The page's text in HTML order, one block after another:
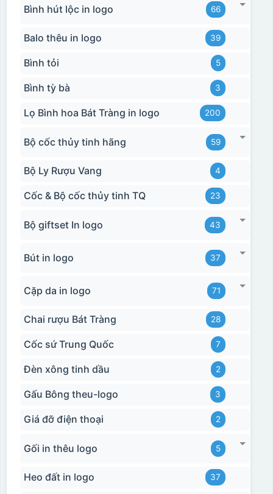
Bình hút lộc in logo 66
Balo thêu in logo 39
Bình tỏi 5
Bình tỳ bà 3
Lọ Bình hoa Bát Tràng in logo 200
Bộ cốc thủy tinh hãng 59
Bộ Ly Rượu Vang 4
Cốc & Bộ cốc thủy tinh TQ 23
Bộ giftset In logo 43
Bút in logo 37
Cặp da in logo 71
Chai rượu Bát Tràng 28
Cốc sứ Trung Quốc 7
Đèn xông tinh dầu 2
Gấu Bông theu-logo 3
Giá đỡ điện thoại 2
Gối in thêu logo 5
Heo đất in logo 37